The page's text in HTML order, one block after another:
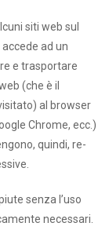
siti web sul
ad un
e trasportare
(che è il
al browser
Chrome, ecc.)
quindi, re-
senza l’uso
necessari.